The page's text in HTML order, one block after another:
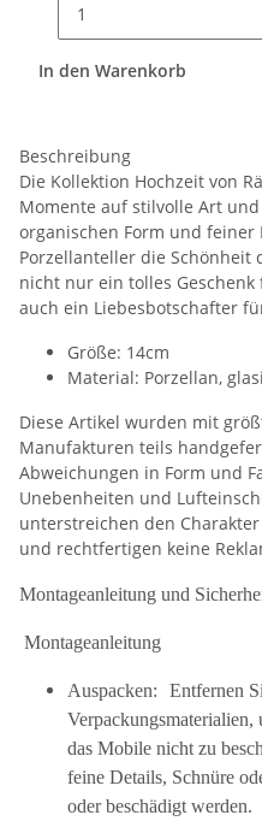
In den Warenkorb
Beschreibung
Die Kollektion Hochzeit von
Momente auf stilvolle Art
organischen Form und
Porzellanteller die Schönheit
nicht nur ein tolles
auch ein Liebesbotschafter
Größe: 14cm
Material: Porzellan,
Diese Artikel wurden mit
Manufakturen teils
Abweichungen in Form und
Unebenheiten und
unterstreichen den
und rechtfertigen keine
Montageanleitung und
Montageanleitung
Auspacken: Entfernen
Verpackungsmaterialien,
das Mobile nicht zu
feine Details, Schnüre
oder beschädigt werden.